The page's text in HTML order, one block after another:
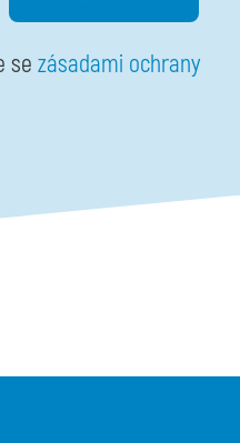
se zásadami ochrany